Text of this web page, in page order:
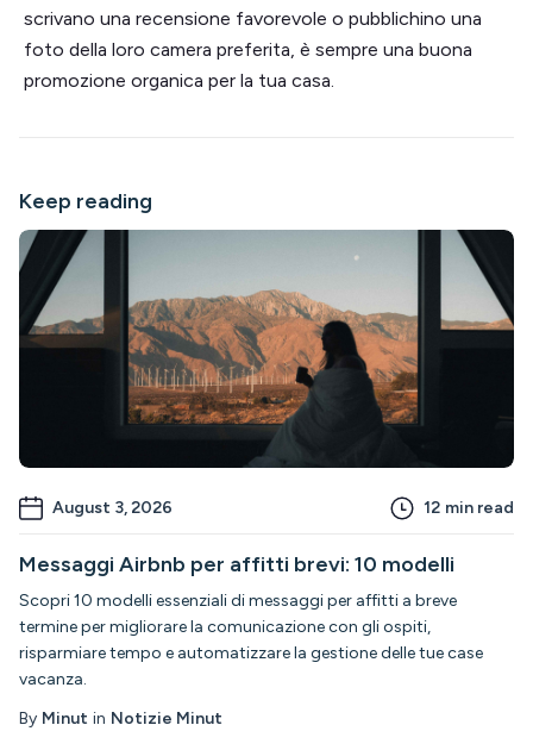
scrivano una recensione favorevole o pubblichino una
foto della loro camera preferita, è sempre una buona
promozione organica per la tua casa.
Keep reading
August 3, 2026 12 min read
Messaggi Airbnb per affitti brevi: 10 modelli
Scopri 10 modelli essenziali di messaggi per affitti a breve
termine per migliorare la comunicazione con gli ospiti,
risparmiare tempo e automatizzare la gestione delle tue case
vacanza.
By Minut in Notizie Minut